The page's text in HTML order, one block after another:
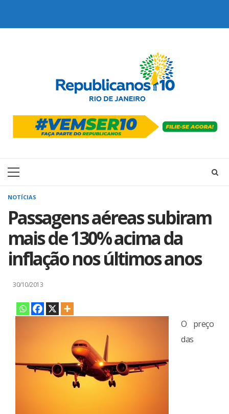
Primary
NOTÍCIAS
Passagens aéreas subiram
mais de 130% acima da
inflação nos últimos anos
30/10/2013
O preço
das